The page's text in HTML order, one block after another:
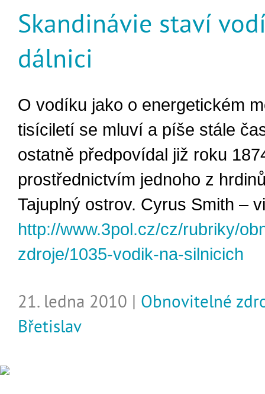
Skandinávie staví
dálnici
O vodíku jako o energetickém
tisíciletí se mluví a píše stále
ostatně předpovídal již roku
prostřednictvím jednoho z
Tajuplný ostrov. Cyrus Smith –
http://www.3pol.cz/cz/rubriky/
zdroje/1035-vodik-na-silnicich
21. ledna 2010 | Obnovitelné
Břetislav